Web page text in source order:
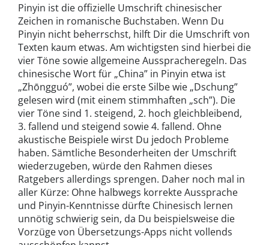
Pinyin ist die offizielle Umschrift chinesischer
Zeichen in romanische Buchstaben. Wenn Du
Pinyin nicht beherrschst, hilft Dir die Umschrift von
Texten kaum etwas. Am wichtigsten sind hierbei die
vier Töne sowie allgemeine Ausspracheregeln. Das
chinesische Wort für „China” in Pinyin etwa ist
„Zhōngguó”, wobei die erste Silbe wie „Dschung”
gelesen wird (mit einem stimmhaften „sch”). Die
vier Töne sind 1. steigend, 2. hoch gleichbleibend,
3. fallend und steigend sowie 4. fallend. Ohne
akustische Beispiele wirst Du jedoch Probleme
haben. Sämtliche Besonderheiten der Umschrift
wiederzugeben, würde den Rahmen dieses
Ratgebers allerdings sprengen. Daher noch mal in
aller Kürze: Ohne halbwegs korrekte Aussprache
und Pinyin-Kenntnisse dürfte Chinesisch lernen
unnötig schwierig sein, da Du beispielsweise die
Vorzüge von Übersetzungs-Apps nicht vollends